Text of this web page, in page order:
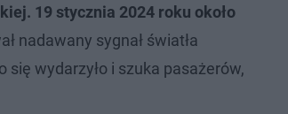
19 stycznia 2024 roku około
nadawany sygnał światła
się wydarzyło i szuka pasażerów,